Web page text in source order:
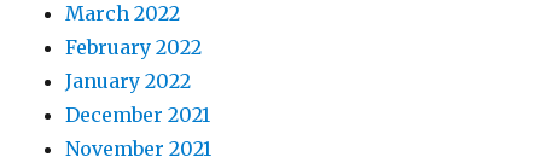
March 2022
February 2022
January 2022
December 2021
November 2021